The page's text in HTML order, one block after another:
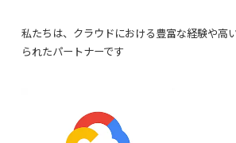
私たちは、クラウドにおける豊富な経験や高
られたパートナーです